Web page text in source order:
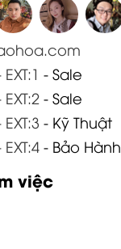
- Sale
- Sale
- Kỹ Thuật
- Bảo Hành
việc